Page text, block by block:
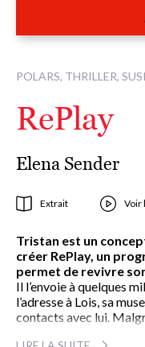
POLARS, THRILLER,
RePlay
Elena Sender
Extrait Voir
Tristan est un
créer RePlay, un
permet de revivre
Il l’envoie à quelques
l’adresse à Lois, sa
contacts avec lui.